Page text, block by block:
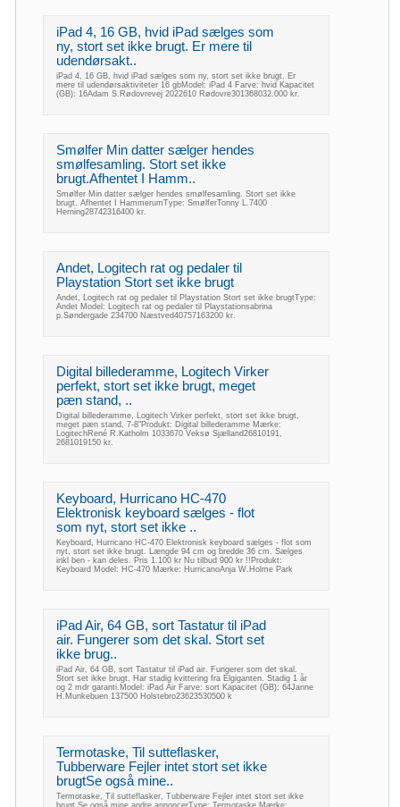
iPad 4, 16 GB, hvid iPad sælges som
ny, stort set ikke brugt. Er mere til
udendørsakt..
iPad 4, 16 GB, hvid iPad sælges som ny, stort set ikke brugt. Er
mere til udendørsaktiviteter 16 gbModel: iPad 4 Farve: hvid Kapacitet
(GB): 16Adam S.Rødovrevej 2022610 Rødovre301368032.000 kr.
Smølfer Min datter sælger hendes
smølfesamling. Stort set ikke
brugt.Afhentet I Hamm..
Smølfer Min datter sælger hendes smølfesamling. Stort set ikke
brugt. Afhentet I HammerumType: SmølferTonny L.7400
Herning28742316400 kr.
Andet, Logitech rat og pedaler til
Playstation Stort set ikke brugt
Andet, Logitech rat og pedaler til Playstation Stort set ikke brugtType:
Andet Model: Logitech rat og pedaler til Playstationsabrina
p.Søndergade 234700 Næstved40757163200 kr.
Digital billederamme, Logitech Virker
perfekt, stort set ikke brugt, meget
pæn stand, ..
Digital billederamme, Logitech Virker perfekt, stort set ikke brugt,
meget pæn stand, 7-8"Produkt: Digital billederamme Mærke:
LogitechRené R.Katholm 1033670 Veksø Sjælland26810191,
2681019150 kr.
Keyboard, Hurricano HC-470
Elektronisk keyboard sælges - flot
som nyt, stort set ikke ..
Keyboard, Hurricano HC-470 Elektronisk keyboard sælges - flot som
nyt, stort set ikke brugt. Længde 94 cm og bredde 36 cm. Sælges
inkl ben - kan deles. Pris 1.100 kr Nu tilbud 900 kr !!Produkt:
Keyboard Model: HC-470 Mærke: HurricanoAnja W.Holme Park
iPad Air, 64 GB, sort Tastatur til iPad
air. Fungerer som det skal. Stort set
ikke brug..
iPad Air, 64 GB, sort Tastatur til iPad air. Fungerer som det skal.
Stort set ikke brugt. Har stadig kvittering fra Elgiganten. Stadig 1 år
og 2 mdr garanti.Model: iPad Air Farve: sort Kapacitet (GB): 64Janne
H.Munkebuen 137500 Holstebro23623530500 k
Termotaske, Til sutteflasker,
Tubberware Fejler intet stort set ikke
brugtSe også mine..
Termotaske, Til sutteflasker, Tubberware Fejler intet stort set ikke